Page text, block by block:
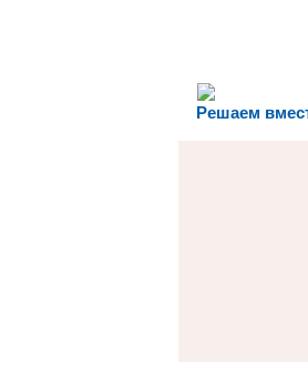
Решаем